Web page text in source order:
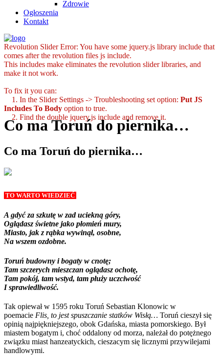
Zdrowie
Ogłoszenia
Kontakt
Revolution Slider Error: You have some jquery.js library include that
comes after the revolution files js include.
This includes make eliminates the revolution slider libraries, and
make it not work.
To fix it you can:
1. In the Slider Settings -> Troubleshooting set option: Put JS
Includes To Body option to true.
2. Find the double jquery.js include and remove it.
Co ma Toruń do piernika…
Co ma Toruń do piernika…
TO WARTO WIEDZIEĆ
A gdyć za szkutę w zad uciekną góry,
Oglądasz świetne jako płomień mury,
Miasto, jak z rąbka wywinął, osobne,
Na wszem ozdobne.
Toruń budowny i bogaty w cnotę;
Tam szczerych mieszczan oglądasz ochotę,
Tam pokój, tam wstyd, tam płuży uczciwość
I sprawiedliwość.
Tak opiewał w 1595 roku Toruń Sebastian Klonowic w
poemacie Flis, to jest spuszczanie statków Wisłą… Toruń cieszył się
opinią najpiękniejszego, obok Gdańska, miasta pomorskiego. Był
miastem bogatym i, choć oddalony od morza, należał do potężnego
związku miast hanzeatyckich, cieszacym się licznymi przywilejami
handlowymi.